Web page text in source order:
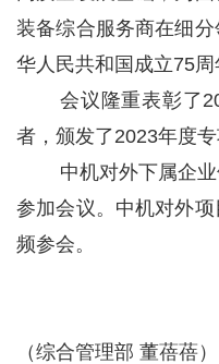
装备综合服务商在细
华人民共和国成立75周
会议隆重表彰了
者，颁发了2023年度专
中机对外下属企
参加会议。中机对外
频参会。
（综合管理部 董蓓蓓）